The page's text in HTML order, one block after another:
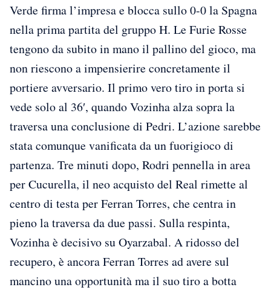
Verde firma l’impresa e blocca sullo 0-0 la Spagna
nella prima partita del gruppo H. Le Furie Rosse
tengono da subito in mano il pallino del gioco, ma
non riescono a impensierire concretamente il
portiere avversario. Il primo vero tiro in porta si
vede solo al 36′, quando Vozinha alza sopra la
traversa una conclusione di Pedri. L’azione sarebbe
stata comunque vanificata da un fuorigioco di
partenza. Tre minuti dopo, Rodri pennella in area
per Cucurella, il neo acquisto del Real rimette al
centro di testa per Ferran Torres, che centra in
pieno la traversa da due passi. Sulla respinta,
Vozinha è decisivo su Oyarzabal. A ridosso del
recupero, è ancora Ferran Torres ad avere sul
mancino una opportunità ma il suo tiro a botta